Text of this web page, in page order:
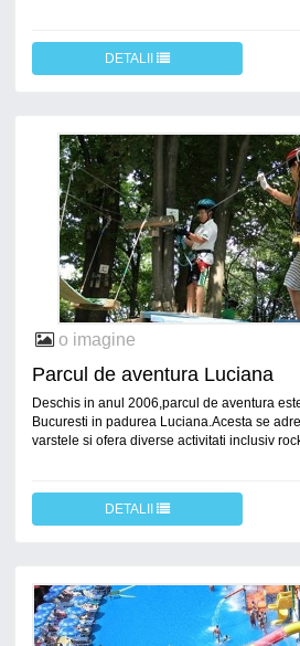
DETALII
o imagine
Parcul de aventura Luciana
Deschis in anul 2006,parcul de aventura
Bucuresti in padurea Luciana.Acesta se
varstele si ofera diverse activitati inclusiv
DETALII